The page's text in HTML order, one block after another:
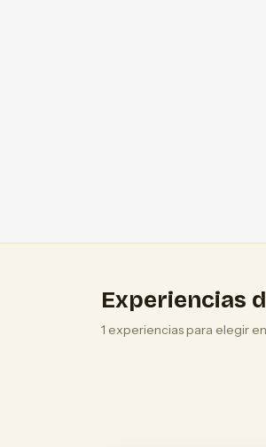
Experiencias
1 experiencias para elegir